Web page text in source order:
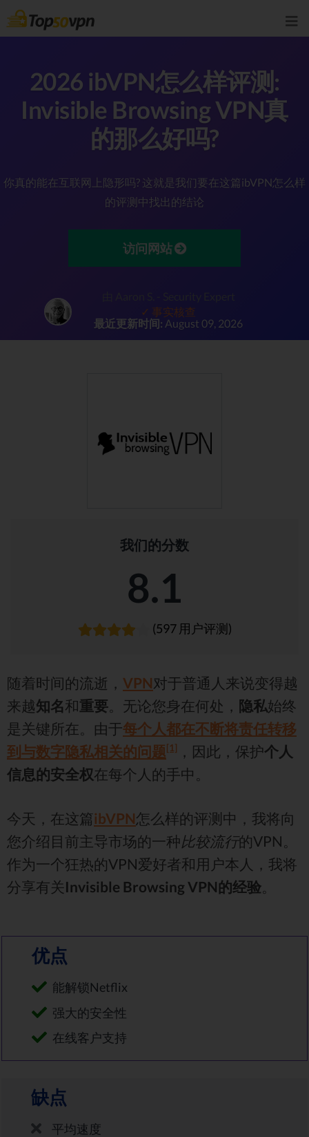
2026 ibVPN怎么样评测:
Invisible Browsing VPN真
的那么好吗?
你真的能在互联网上隐形吗? 这就是我们要在这篇ibVPN怎么样
的评测中找出的结论
访问网站
✓ 事实核查
最近更新时间: August 09, 2026
我们的分数
8.1
(597 用户评测)
随着时间的流逝， VPN对于普通人来说变得越
来越知名和重要。无论您身在何处， 隐私始终
是关键所在。由于每个人都在不断将责任转移
到与数字隐私相关的问题[1] ，因此，保护​​个人
信息的安全权在每个人的手中。
今天，在这篇ibVPN怎么样的评测中，我将向
您介绍目前主导市场的一种比较流行的VPN。
作为一个狂热的VPN爱好者和用户本人，我将
分享有关Invisible Browsing VPN的经验。
优点
能解锁Netflix
强大的安全性
在线客户支持
缺点
平均速度